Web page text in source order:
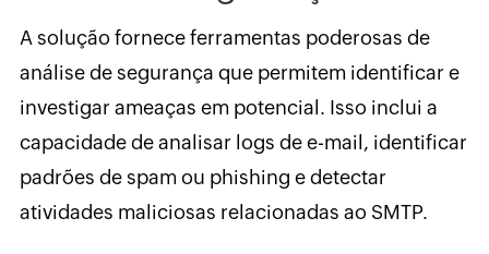
A solução fornece ferramentas poderosas de
análise de segurança que permitem identificar e
investigar ameaças em potencial. Isso inclui a
capacidade de analisar logs de e-mail, identificar
padrões de spam ou phishing e detectar
atividades maliciosas relacionadas ao SMTP.